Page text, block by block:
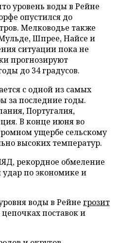
уровень воды в Рейне
опустился до
Мелководье также
Шпрее, Найсе и
ситуации пока не
прогнозируют
до 34 градусов.
с одной из самых
за последние годы.
Португалия,
В конце июня во
ущербе сельскому
высоких температур.
рекордное обмеление
удар по экономике и
воды в Рейне грозит
поставок и